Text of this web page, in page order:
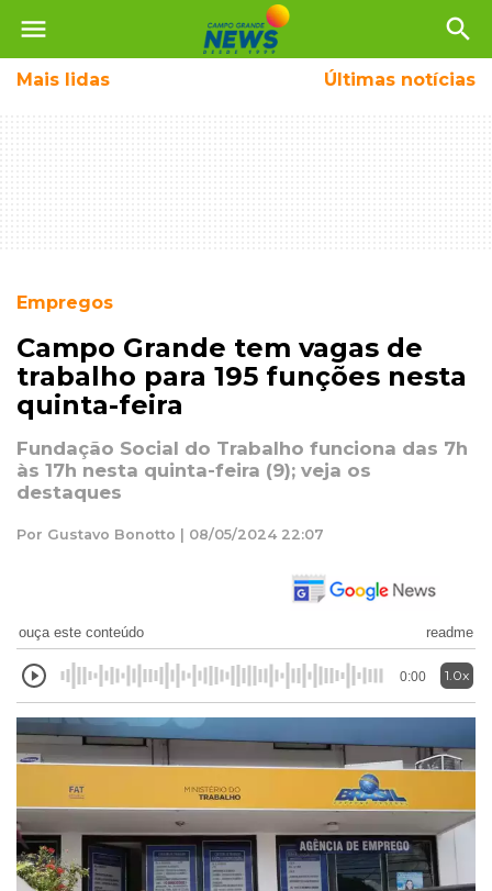
menu search
Mais lidas Últimas notícias
Empregos
Campo Grande tem vagas de
trabalho para 195 funções nesta
quinta-feira
Fundação Social do Trabalho funciona das 7h
às 17h nesta quinta-feira (9); veja os
destaques
Por Gustavo Bonotto | 08/05/2024 22:07
ouça este conteúdo readme
0:00 1.0x